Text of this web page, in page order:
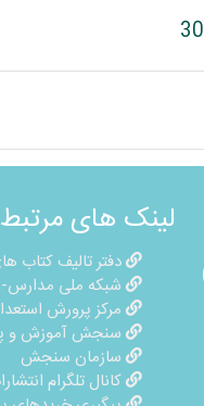
لینک های مرتبط
دفتر تالیف کتاب
شبکه ملی
مرکز پرورش
سنجش آموزش و
سازمان سنجش
کانال تلگرام